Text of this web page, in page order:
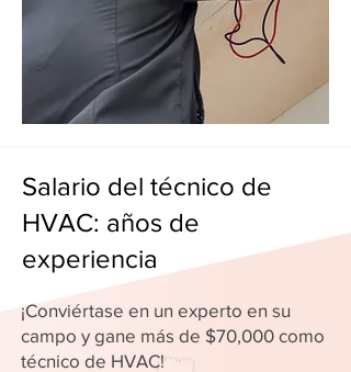
Salario del técnico de
HVAC: años de
experiencia
¡Conviértase en un experto en su
campo y gane más de $70,000 como
técnico de HVAC!